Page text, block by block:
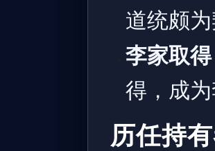
道统颇
李家取得
得，成
历任持